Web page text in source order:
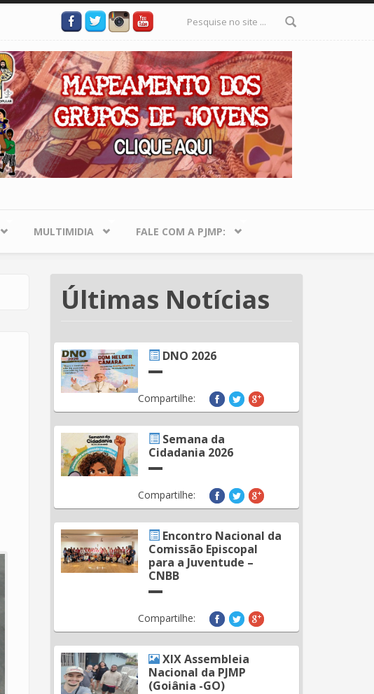
Formulário
de busca
MULTIMIDIA FALE COM A PJMP:
Últimas Notícias
DNO 2026
Compartilhe:
Semana da
Cidadania 2026
Compartilhe:
Encontro Nacional da
Comissão Episcopal
para a Juventude –
CNBB
Compartilhe:
XIX Assembleia
Nacional da PJMP
(Goiânia -GO)